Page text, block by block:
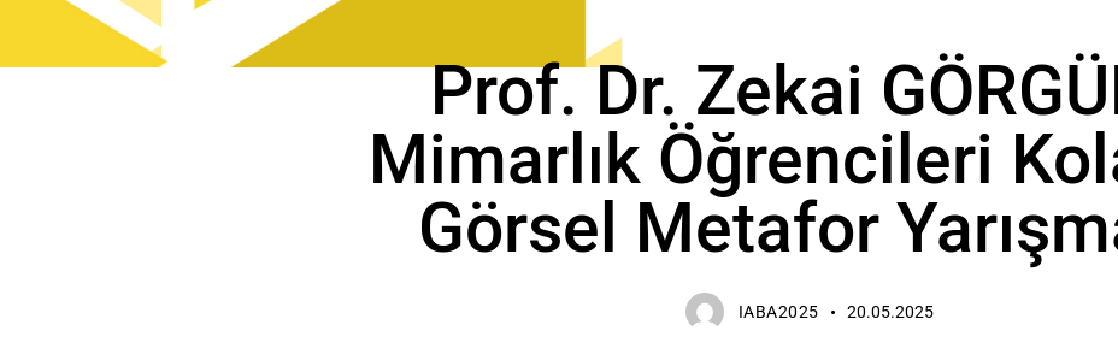
Prof. Dr. Zekai
Mimarlık Öğrencileri
Görsel Metafor
IABA2025 20.05.2025